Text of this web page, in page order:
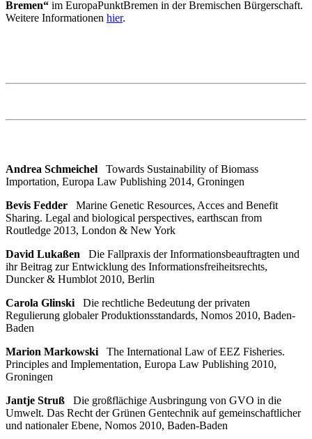
Bremen“ im EuropaPunktBremen in der Bremischen Bürgerschaft.
Weitere Informationen hier.
Andrea Schmeichel Towards Sustainability of Biomass
Importation, Europa Law Publishing 2014, Groningen
Bevis Fedder
Marine Genetic Resources, Acces and Benefit
Sharing. Legal and biological perspectives, earthscan from
Routledge 2013, London & New York
David Lukaßen Die Fallpraxis der Informationsbeauftragten und
ihr Beitrag zur Entwicklung des Informationsfreiheitsrechts,
Duncker & Humblot 2010, Berlin
Carola Glinski Die rechtliche Bedeutung der privaten
Regulierung globaler Produktionsstandards, Nomos 2010, Baden-
Baden
Marion Markowski
The International Law of EEZ Fisheries.
Principles and Implementation, Europa Law Publishing 2010,
Groningen
Jantje Struß
Die großflächige Ausbringung von GVO in die
Umwelt. Das Recht der Grünen Gentechnik auf gemeinschaftlicher
und nationaler Ebene, Nomos 2010, Baden-Baden